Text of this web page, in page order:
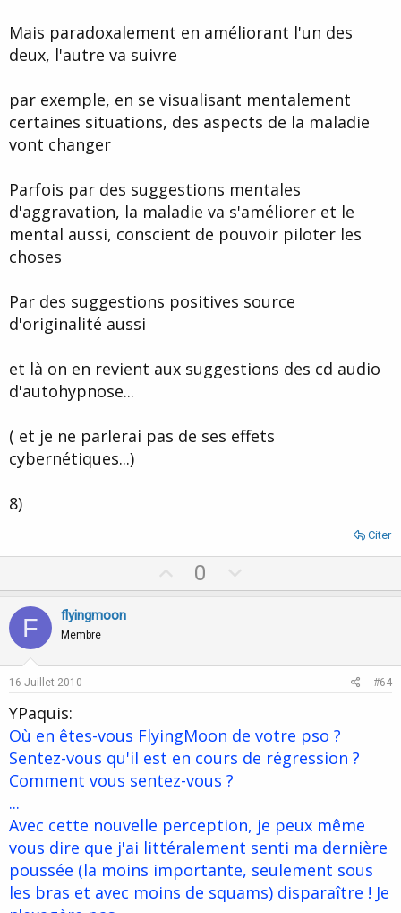
Mais paradoxalement en améliorant l'un des
deux, l'autre va suivre
par exemple, en se visualisant mentalement
certaines situations, des aspects de la maladie
vont changer
Parfois par des suggestions mentales
d'aggravation, la maladie va s'améliorer et le
mental aussi, conscient de pouvoir piloter les
choses
Par des suggestions positives source
d'originalité aussi
et là on en revient aux suggestions des cd audio
d'autohypnose...
( et je ne parlerai pas de ses effets
cybernétiques...)
8)
Citer
p
0
o
F flyingmoon
Membre
16 Juillet 2010 #64
YPaquis:
Où en êtes-vous FlyingMoon de votre pso ?
Sentez-vous qu'il est en cours de régression ?
Comment vous sentez-vous ?
...
Avec cette nouvelle perception, je peux même
vous dire que j'ai littéralement senti ma dernière
poussée (la moins importante, seulement sous
les bras et avec moins de squams) disparaître ! Je